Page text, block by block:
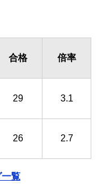
合格 倍率
29 3.1
26 2.7
覧